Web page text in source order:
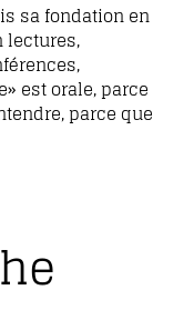
sa fondation en
lectures,
est orale, parce
parce que